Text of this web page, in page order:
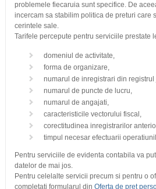
problemele fiecaruia sunt specifice. De
incercam sa stabilim politica de preturi care
cerintele sale.
Tarifele percepute pentru serviciile prestate
domeniul de activitate,
forma de organizare,
numarul de inregistrari din registrul
numarul de puncte de lucru,
numarul de angajati,
caracteristicile vectorului fiscal,
corectitudinea inregistrarilor
timpul necesar efectuarii
Pentru serviciile de evidenta contabila va
datelor de mai jos.
Pentru celelalte servicii precum si pentru o
completati formularul din Oferta de pret